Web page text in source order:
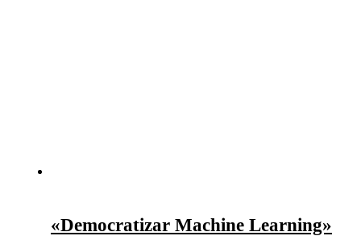
«Democratizar Machine Learning»